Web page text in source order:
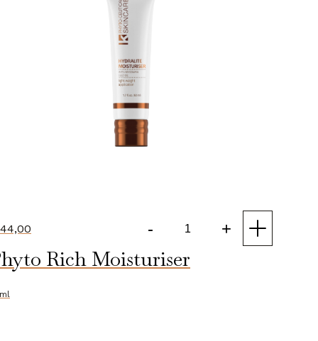
-
Moisturiser
aantal
+
Rich Moisturiser